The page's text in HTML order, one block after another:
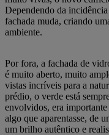
Dependendo da
fachada muda, criando
ambiente.
Por fora, a fachada de
é muito aberto, muito
vistas incríveis para a
prédio, o verde está
envolvidos, era
algo que aparentasse, de
um brilho autêntico e